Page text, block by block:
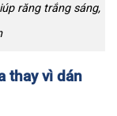
răng trắng sáng,
thay vì dán